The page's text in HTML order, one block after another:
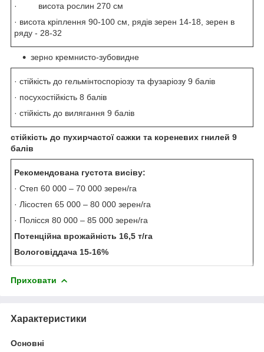
· висота рослин 270 см
· висота кріплення 90-100 см, рядів зерен 14-18, зерен в
ряду - 28-32
зерно кремнисто-зубовидне
· стійкість до гельмінтоспоріозу та фузаріозу 9 балів
· посухостійкість 8 балів
· стійкість до вилягання 9 балів
стійкість до пухирчастої сажки та кореневих гнилей 9
балів
Рекомендована густота висіву:
· Степ 60 000 – 70 000 зерен/га
· Лісостеп 65 000 – 80 000 зерен/га
· Полісся 80 000 – 85 000 зерен/га
Потенційна врожайність 16,5 т/га
Вологовіддача 15-16%
Приховати
Характеристики
Основні